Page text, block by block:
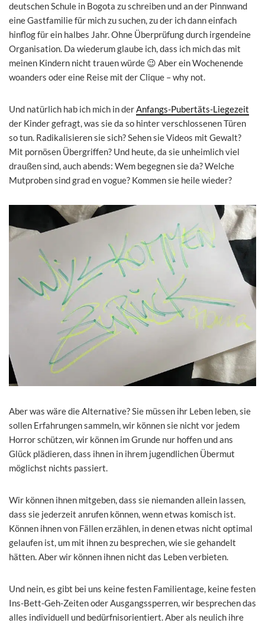
deutschen Schule in Bogota zu schreiben und an der Pinnwand
eine Gastfamilie für mich zu suchen, zu der ich dann einfach
hinflog für ein halbes Jahr. Ohne Überprüfung durch irgendeine
Organisation. Da wiederum glaube ich, dass ich mich das mit
meinen Kindern nicht trauen würde 😉 Aber ein Wochenende
woanders oder eine Reise mit der Clique – why not.
Und natürlich hab ich mich in derAnfangs-Pubertäts-Liegezeit
der Kinder gefragt, was sie da so hinter verschlossenen Türen
so tun. Radikalisieren sie sich? Sehen sie Videos mit Gewalt?
Mit pornösen Übergriffen? Und heute, da sie unheimlich viel
draußen sind, auch abends: Wem begegnen sie da? Welche
Mutproben sind grad en vogue? Kommen sie heile wieder?
Aber was wäre die Alternative? Sie müssen ihr Leben leben, sie
sollen Erfahrungen sammeln, wir können sie nicht vor jedem
Horror schützen, wir können im Grunde nur hoffen und ans
Glück plädieren, dass ihnen in ihrem jugendlichen Übermut
möglichst nichts passiert.
Wir können ihnen mitgeben, dass sie niemanden allein lassen,
dass sie jederzeit anrufen können, wenn etwas komisch ist.
Können ihnen von Fällen erzählen, in denen etwas nicht optimal
gelaufen ist, um mit ihnen zu besprechen, wie sie gehandelt
hätten. Aber wir können ihnen nicht das Leben verbieten.
Und nein, es gibt bei uns keine festen Familientage, keine festen
Ins-Bett-Geh-Zeiten oder Ausgangssperren, wir besprechen das
alles individuell und bedürfnisorientiert. Aber als neulich ihre